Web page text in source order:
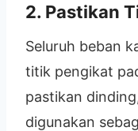
2. Pastikan
Seluruh beban
titik pengikat
pastikan
digunakan